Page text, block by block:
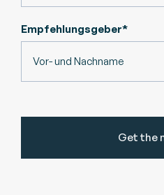
Empfehlungsgeber*